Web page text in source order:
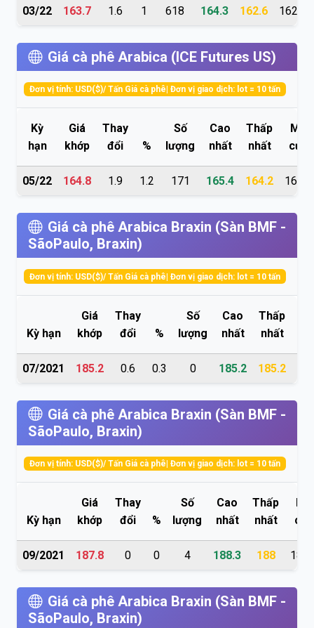
03/22 163.7 1.6 1 618 164.3 162.6 162.9
Giá cà phê Arabica (ICE Futures US)
Đơn vị tính: USD($)/ Tấn Giá cà phê| Đơn vị giao dịch: lot = 10 tấn
Kỳ
hạn
Giá
khớp
Thay
đổi
%
Số
lượng
Cao
nhất
Thấp
nhất
Mở
cửa
05/22 164.8 1.9 1.2 171 165.4 164.2 164.2
Giá cà phê Arabica Braxin (Sàn BMF -
SãoPaulo, Braxin)
Đơn vị tính: USD($)/ Tấn Giá cà phê| Đơn vị giao dịch: lot = 10 tấn
Kỳ hạn
Giá
khớp
Thay
đổi
%
Số
lượng
Cao
nhất
Thấp
nhất
07/2021 185.2 0.6 0.3 0 185.2 185.2
Giá cà phê Arabica Braxin (Sàn BMF -
SãoPaulo, Braxin)
Đơn vị tính: USD($)/ Tấn Giá cà phê| Đơn vị giao dịch: lot = 10 tấn
Kỳ hạn
Giá
khớp
Thay
đổi
%
Số
lượng
Cao
nhất
Thấp
nhất
Mở
cửa
09/2021 187.8 0 0 4 188.3 188
Giá cà phê Arabica Braxin (Sàn BMF -
SãoPaulo, Braxin)